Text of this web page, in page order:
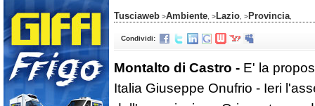
Tusciaweb >Ambiente , >Lazio , >Provincia
Condividi:
Montalto di Castro - E' la
Italia Giuseppe Onufrio - Ieri